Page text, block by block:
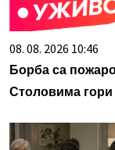
08. 08. 2026 10:46
Борба са
Столовима